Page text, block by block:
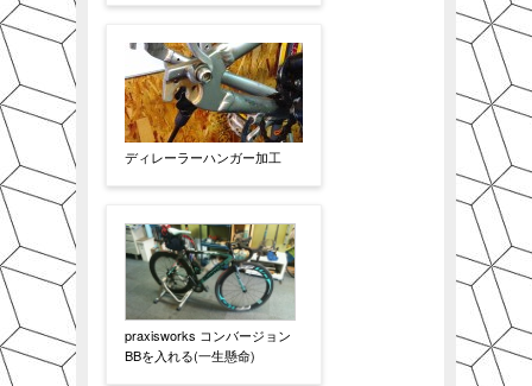
ディレーラーハンガー加工
praxisworks コンバージョン
BBを入れる(一生懸命)